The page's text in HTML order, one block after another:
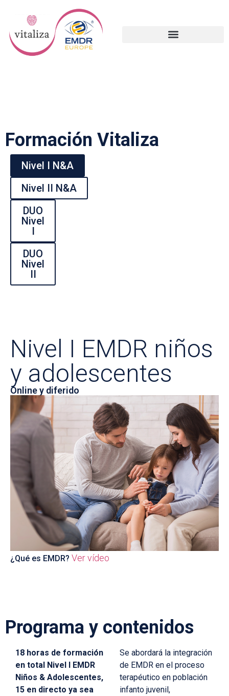
Formación Vitaliza
Nivel I N&A
Nivel II N&A
DUO
Nivel
I
DUO
Nivel
II
Nivel I EMDR niños
y adolescentes
Online y diferido
¿Qué es EMDR? Ver vídeo
Programa y contenidos
18 horas de formación
en total Nivel I EMDR
Niños & Adolescentes,
15 en directo ya sea
Se abordará la integración
de EMDR en el proceso
terapéutico en población
infanto juvenil,